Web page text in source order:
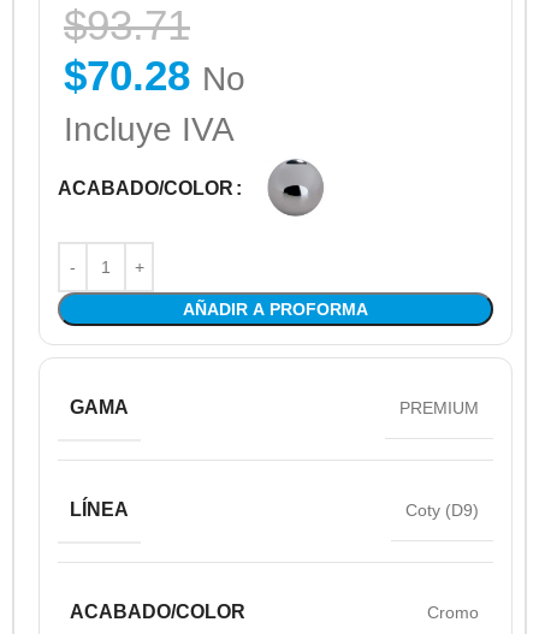
$93.71
$70.28 No
Incluye IVA
ACABADO/COLOR
AÑADIR A PROFORMA
GAMA PREMIUM
LÍNEA Coty (D9)
ACABADO/COLOR Cromo